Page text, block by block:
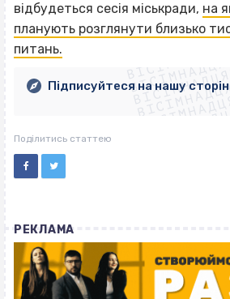
відбудеться сесія міськради, на
планують розглянути близько
питань.
Підписуйтеся на нашу
Поділитись статтею
РЕКЛАМА